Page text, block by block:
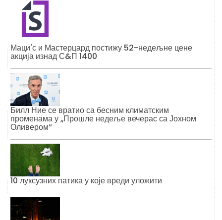
Маци'с и Мастерцард постижу 52-недељне цене
акција изнад С&П 1400
Билл Ние се вратио са бесним климатским
променама у „Прошле недеље вечерас са Јохном
Оливером“
10 луксузних патика у које вреди уложити